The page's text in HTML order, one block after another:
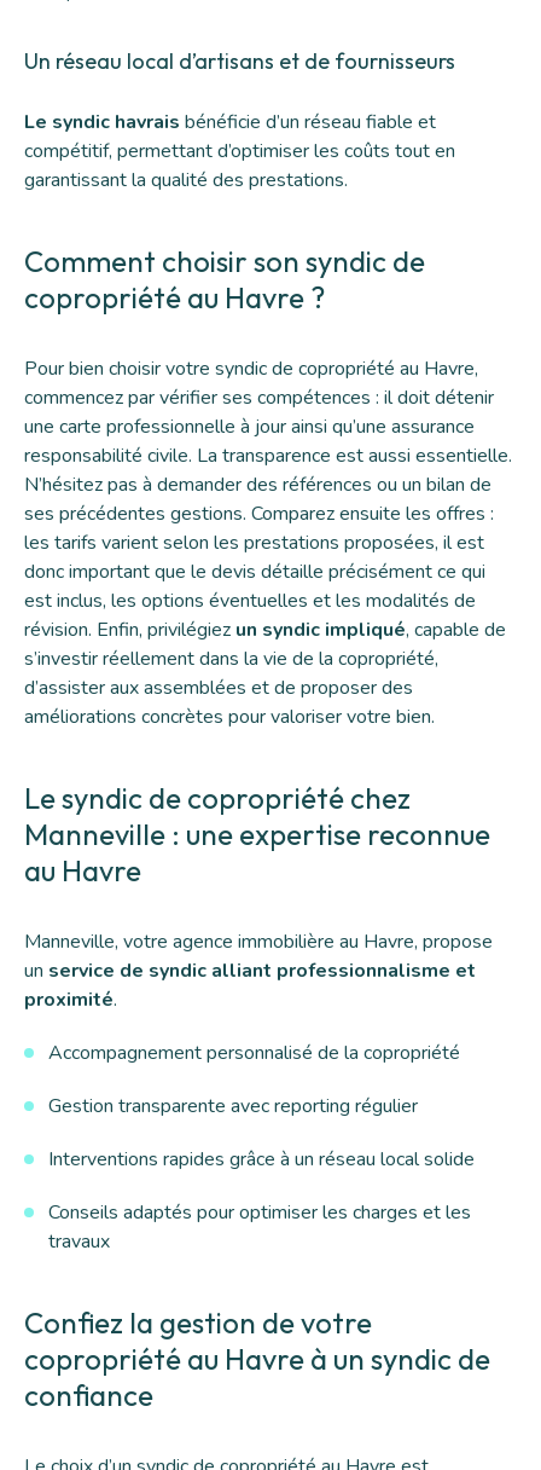
Un réseau local d’artisans et de fournisseurs
Le syndic havrais bénéficie d’un réseau fiable et
compétitif, permettant d’optimiser les coûts tout en
garantissant la qualité des prestations.
Comment choisir son syndic de
copropriété au Havre ?
Pour bien choisir votre syndic de copropriété au Havre,
commencez par vérifier ses compétences : il doit détenir
une carte professionnelle à jour ainsi qu’une assurance
responsabilité civile. La transparence est aussi essentielle.
N’hésitez pas à demander des références ou un bilan de
ses précédentes gestions. Comparez ensuite les offres :
les tarifs varient selon les prestations proposées, il est
donc important que le devis détaille précisément ce qui
est inclus, les options éventuelles et les modalités de
révision. Enfin, privilégiez un syndic impliqué, capable de
s’investir réellement dans la vie de la copropriété,
d’assister aux assemblées et de proposer des
améliorations concrètes pour valoriser votre bien.
Le syndic de copropriété chez
Manneville : une expertise reconnue
au Havre
Manneville, votre agence immobilière au Havre, propose
un service de syndic alliant professionnalisme et
proximité.
Accompagnement personnalisé de la copropriété
Gestion transparente avec reporting régulier
Interventions rapides grâce à un réseau local solide
Conseils adaptés pour optimiser les charges et les
travaux
Confiez la gestion de votre
copropriété au Havre à un syndic de
confiance